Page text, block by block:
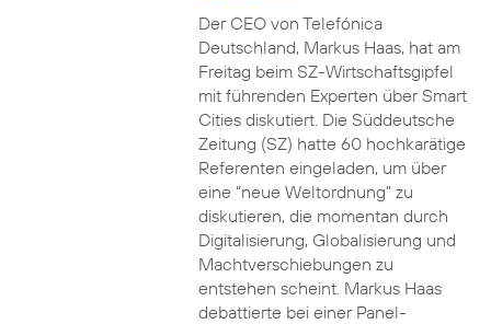
Der CEO von Telefónica
Deutschland, Markus Haas, hat am
Freitag beim SZ-Wirtschaftsgipfel
mit führenden Experten über Smart
Cities diskutiert. Die Süddeutsche
Zeitung (SZ) hatte 60 hochkarätige
Referenten eingeladen, um über
eine “neue Weltordnung” zu
diskutieren, die momentan durch
Digitalisierung, Globalisierung und
Machtverschiebungen zu
entstehen scheint. Markus Haas
debattierte bei einer Panel-